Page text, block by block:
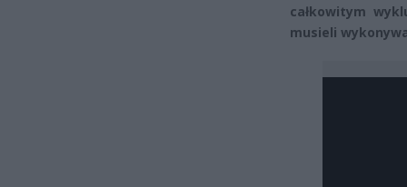
całkowitym
musieli